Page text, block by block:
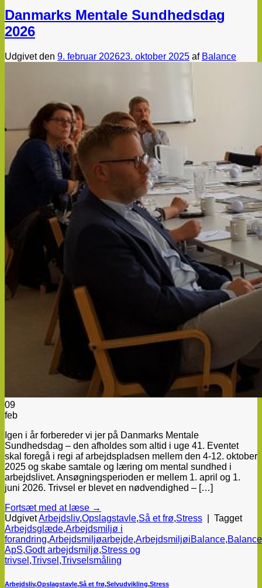
Danmarks Mentale Sundhedsdag
2026
Udgivet den 9. februar 202623. oktober 2025 af Balance
09
feb
Igen i år forbereder vi jer på Danmarks Mentale
Sundhedsdag – den afholdes som altid i uge 41. Eventet
skal foregå i regi af arbejdspladsen mellem den 4-12. oktober
2025 og skabe samtale og læring om mental sundhed i
arbejdslivet. Ansøgningsperioden er mellem 1. april og 1.
juni 2026. Trivsel er blevet en nødvendighed – […]
Fortsæt med at læse →
UdgivetArbejdsliv,Opslagstavle,Så et frø,Stress
Tagget
Arbejdsglæde,Arbejdsmiljø i
forandring,Arbejdsmiljøarbejde,ArbejdsmiljøiBalance,Balance
ApS,Godt arbejdsmiljø,Stress og
trivsel ,Trivsel ,Trivselsmåling
Arbejdsliv,Opslagstavle,Så et frø,Selvudvikling,Stress